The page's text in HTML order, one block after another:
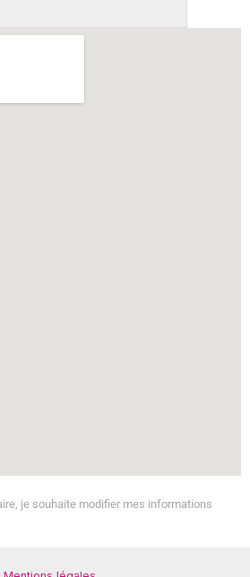
je souhaite modifier mes informations